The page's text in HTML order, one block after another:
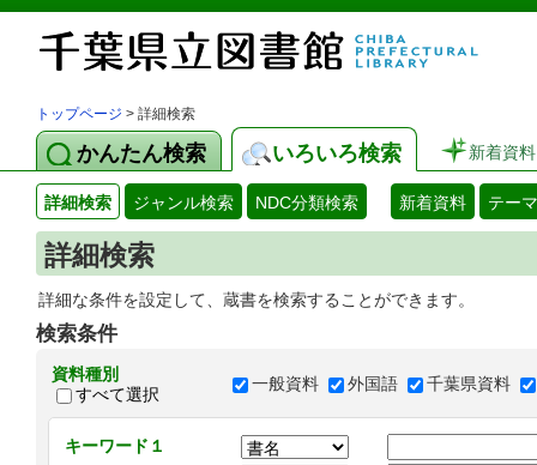
トップページ > 詳細検索
かんたん検索 いろいろ検索 新着資料
詳細検索 ジャンル検索 NDC分類検索 新着資料 テー
詳細検索
詳細な条件を設定して、蔵書を検索することができます。
検索条件
資料種別
すべて選択
一般資料 外国語 千葉県資料
キーワード１